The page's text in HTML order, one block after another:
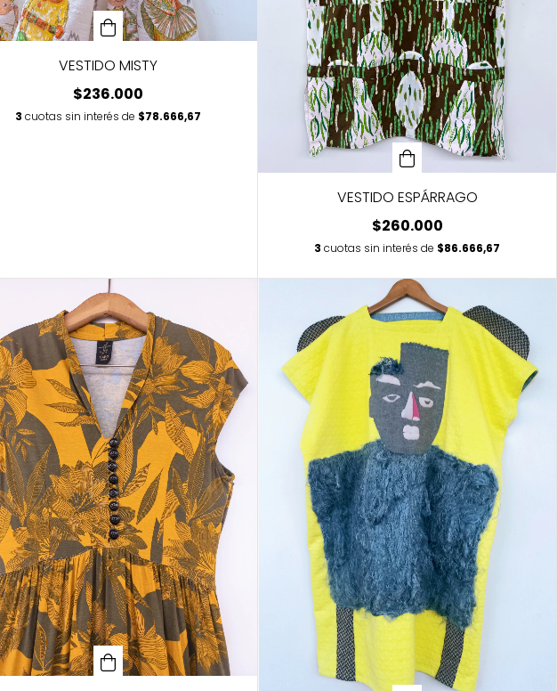
VESTIDO MISTY
$236.000
3 cuotas sin interés de $78.666,67
VESTIDO ESPÁRRAGO
$260.000
3 cuotas sin interés de $86.666,67